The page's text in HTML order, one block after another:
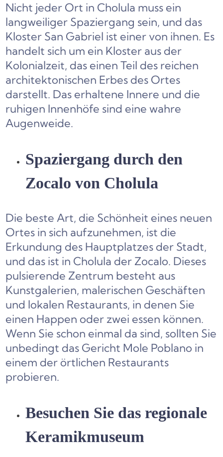
Nicht jeder Ort in Cholula muss ein
langweiliger Spaziergang sein, und das
Kloster San Gabriel ist einer von ihnen. Es
handelt sich um ein Kloster aus der
Kolonialzeit, das einen Teil des reichen
architektonischen Erbes des Ortes
darstellt. Das erhaltene Innere und die
ruhigen Innenhöfe sind eine wahre
Augenweide.
Spaziergang durch den
Zocalo von Cholula
Die beste Art, die Schönheit eines neuen
Ortes in sich aufzunehmen, ist die
Erkundung des Hauptplatzes der Stadt,
und das ist in Cholula der Zocalo. Dieses
pulsierende Zentrum besteht aus
Kunstgalerien, malerischen Geschäften
und lokalen Restaurants, in denen Sie
einen Happen oder zwei essen können.
Wenn Sie schon einmal da sind, sollten Sie
unbedingt das Gericht Mole Poblano in
einem der örtlichen Restaurants
probieren.
Besuchen Sie das regionale
Keramikmuseum